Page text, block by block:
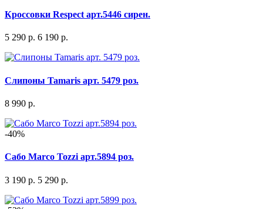
Кроссовки Respect арт.5446 сирен.
5 290 р. 6 190 р.
Слипоны Tamaris арт. 5479 роз.
8 990 р.
-40%
Сабо Marco Tozzi арт.5894 роз.
3 190 р. 5 290 р.